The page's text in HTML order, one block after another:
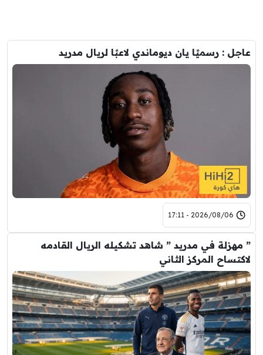
عاجل : رسميًا يان ديوماندي لاعبًا لريال مدريد
2026/08/06 - 17:11
” مهزلة في مدريد ” شاهد تشكيله الريال القادمه
لاكتساح المركز الثاني